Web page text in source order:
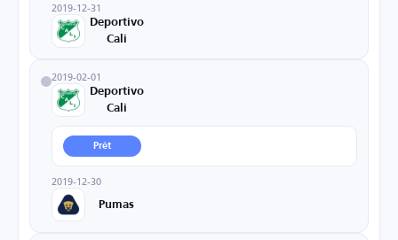
2019-12-31
Deportivo
Cali
2019-02-01
Deportivo
Cali
Prêt
2019-12-30
Pumas